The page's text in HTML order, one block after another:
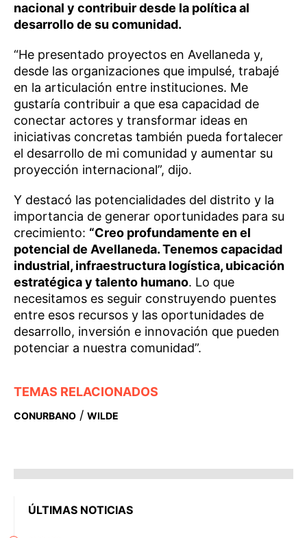
nacional y contribuir desde la política al
desarrollo de su comunidad.
“He presentado proyectos en Avellaneda y,
desde las organizaciones que impulsé, trabajé
en la articulación entre instituciones. Me
gustaría contribuir a que esa capacidad de
conectar actores y transformar ideas en
iniciativas concretas también pueda fortalecer
el desarrollo de mi comunidad y aumentar su
proyección internacional”, dijo.
Y destacó las potencialidades del distrito y la
importancia de generar oportunidades para su
crecimiento: “Creo profundamente en el
potencial de Avellaneda. Tenemos capacidad
industrial, infraestructura logística, ubicación
estratégica y talento humano. Lo que
necesitamos es seguir construyendo puentes
entre esos recursos y las oportunidades de
desarrollo, inversión e innovación que pueden
potenciar a nuestra comunidad”.
TEMAS RELACIONADOS
CONURBANO / WILDE
ÚLTIMAS NOTICIAS